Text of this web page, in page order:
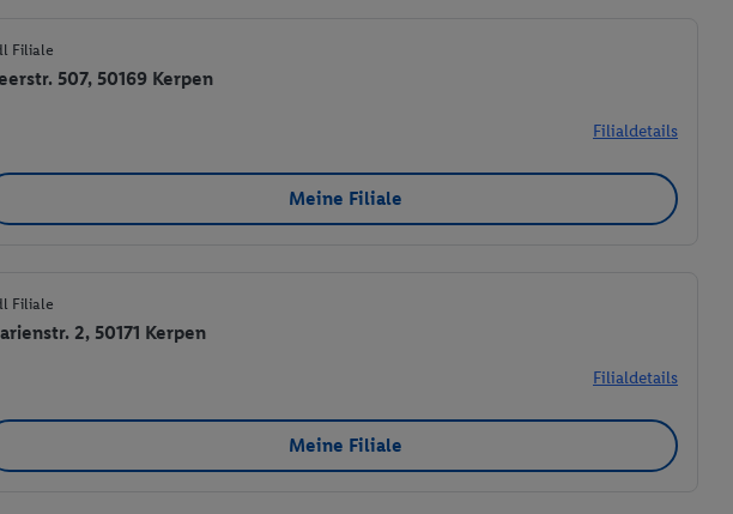
Filiale
507, 50169 Kerpen
Filialdetails
Meine Filiale
Filiale
2, 50171 Kerpen
Filialdetails
Meine Filiale